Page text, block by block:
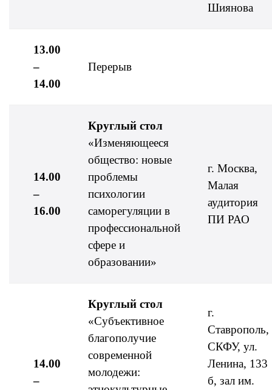
Шиянова
13.00
–
14.00
Перерыв
14.00
–
16.00
Круглый стол
«Изменяющееся
общество: новые
проблемы
психологии
саморегуляции в
профессиональной
сфере и
образовании»
г. Москва,
Малая
аудитория
ПИ РАО
14.00
–
Круглый стол
«Субъективное
благополучие
современной
молодежи:
г.
Ставрополь,
СКФУ, ул.
Ленина, 133
б, зал им.